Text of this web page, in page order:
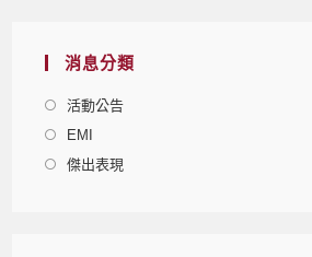
消息分類
活動公告
EMI
傑出表現